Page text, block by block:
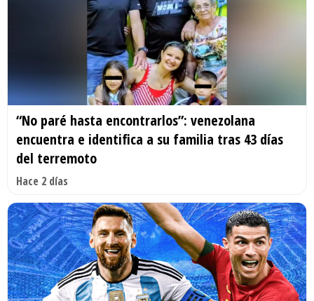
“No paré hasta encontrarlos”: venezolana
encuentra e identifica a su familia tras 43 días
del terremoto
Hace 2 días